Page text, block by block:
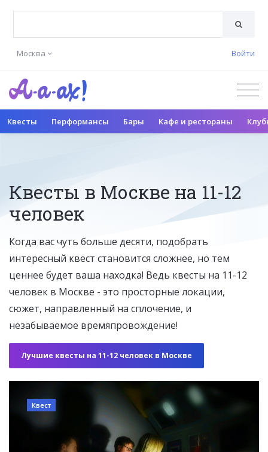
Москва Войти
Квесты Перформансы Бары Кафе и рестораны
Квесты в Москве на 11-12
человек
Когда вас чуть больше десяти, подобрать
интересный квест становится сложнее, но тем
ценнее будет ваша находка! Ведь квесты на 11-12
человек в Москве - это просторные локации,
сюжет, направленный на сплочение, и
незабываемое времяпровождение!
Лучшие квесты на 11-12 человек в Москве
Квест